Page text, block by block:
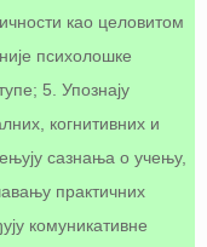
као целовитом
психолошке
5. Упознају
когнитивних и
сазнања о учењу,
практичних
комуникативне